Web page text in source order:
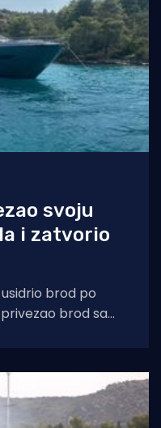
svoju
i zatvorio
brod po
brod sa